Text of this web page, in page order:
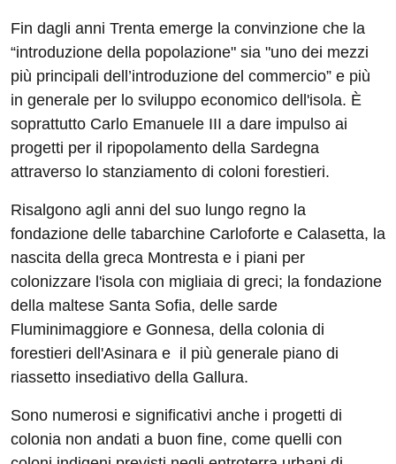
Fin dagli anni Trenta emerge la convinzione che la
“introduzione della popolazione" sia "uno dei mezzi
più principali dell’introduzione del commercio” e più
in generale per lo sviluppo economico dell'isola. È
soprattutto Carlo Emanuele III a dare impulso ai
progetti per il ripopolamento della Sardegna
attraverso lo stanziamento di coloni forestieri.
Risalgono agli anni del suo lungo regno la
fondazione delle tabarchine Carloforte e Calasetta, la
nascita della greca Montresta e i piani per
colonizzare l'isola con migliaia di greci; la fondazione
della maltese Santa Sofia, delle sarde
Fluminimaggiore e Gonnesa, della colonia di
forestieri dell'Asinara e il più generale piano di
riassetto insediativo della Gallura.
Sono numerosi e significativi anche i progetti di
colonia non andati a buon fine, come quelli con